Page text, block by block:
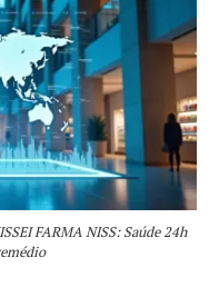
FARMA NISS: Saúde 24h